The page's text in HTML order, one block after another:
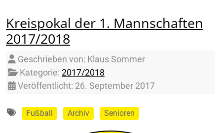
Kreispokal der 1. Mannschaften
2017/2018
Details
Geschrieben von: Klaus Sommer
Kategorie: 2017/2018
Veröffentlicht: 26. September 2017
Fußball Archiv Senioren